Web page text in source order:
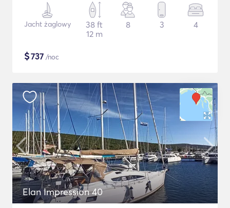
Jacht żaglowy
38 ft
12 m
8 3 4
$737 /noc
Elan Impression 40